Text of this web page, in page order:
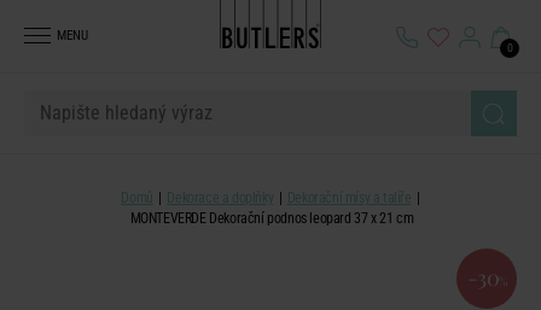
MENU
0
Domů Dekorace a doplňky
Dekorační mísy a talíře
MONTEVERDE Dekorační podnos leopard 37 x 21 cm
-30 %